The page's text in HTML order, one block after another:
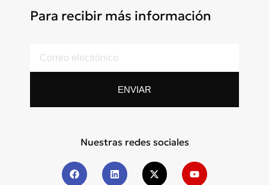
Para recibir más información
ENVIAR
Nuestras redes sociales